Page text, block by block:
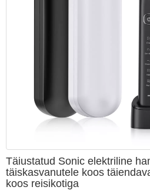
Täiustatud Sonic elektriline
täiskasvanutele koos
koos reisikotiga